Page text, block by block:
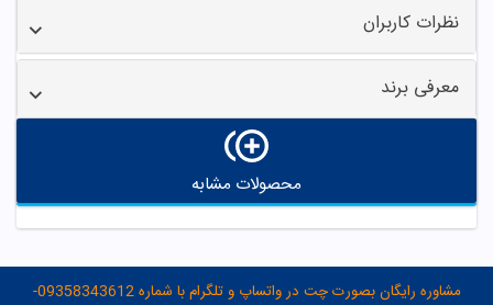
نظرات کاربران
معرفی برند
محصولات مشابه
مشاوره رایگان بصورت چت در واتساپ و تلگرام با شماره 09358343612-